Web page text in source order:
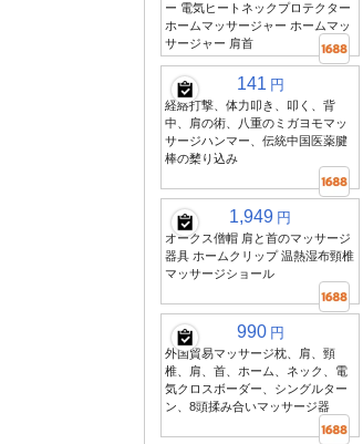
ー 電気ヒートネックプロテクター
ホームマッサージャー ホームマッ
サージャー 肩首
141 円
経絡打撃、体力叩き、叩く、背
中、肩の術、八重のミガヨモマッ
サージハンマー、伝統中国医薬腱
棒の櫫り込み
1,949 円
オークス僧帽 肩と首のマッサージ
器具 ホームクリップ 温熱湿布頸椎
マッサージショール
990 円
外国貿易マッサージ枕、肩、頸
椎、肩、首、ホーム、ネック、電
気クロスボーダー、シングルター
ン、8頭揉み合いマッサージ器